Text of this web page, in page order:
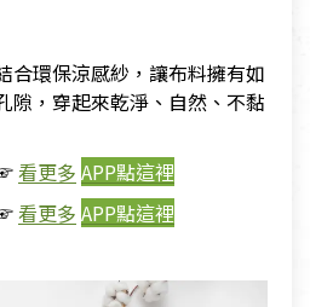
合環保涼感紗，讓布料擁有如
隙，穿起來乾淨、自然、不黏
看更多 APP點這裡
看更多 APP點這裡